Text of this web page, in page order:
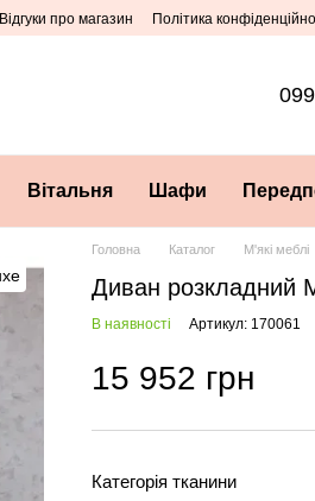
Відгуки про магазин Політика
Вітальня Шафи
Головна Каталог М'які меблі
Диван розкладний
В наявності Артикул: 170061
15 952 грн
Категорія тканини